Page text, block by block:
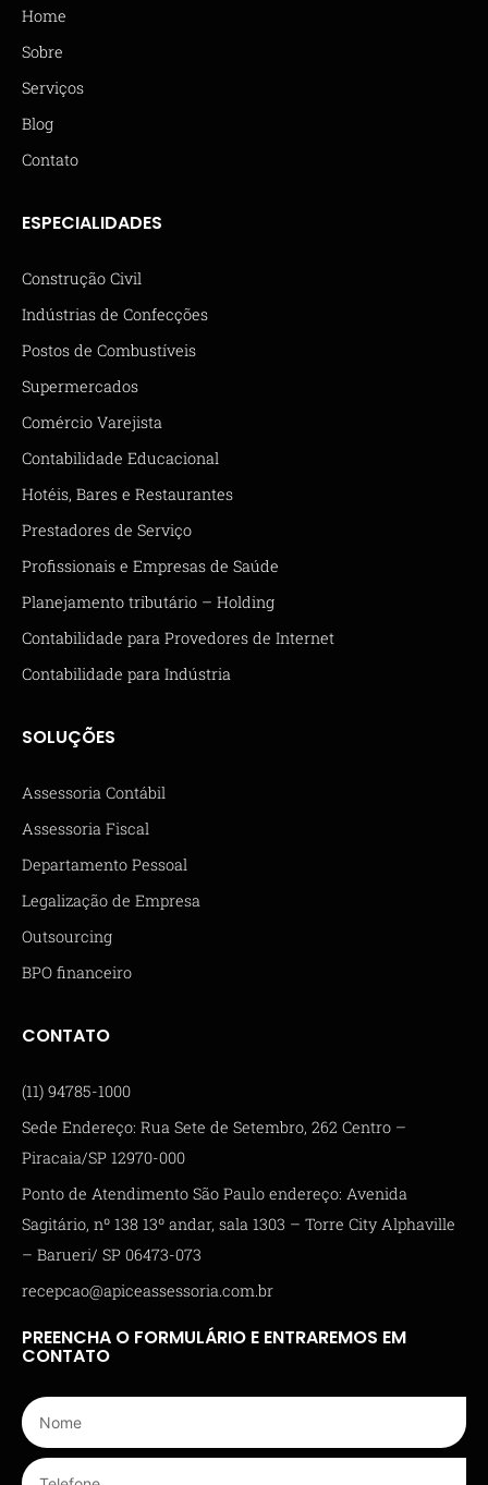
Home
Sobre
Serviços
Blog
Contato
ESPECIALIDADES
Construção Civil
Indústrias de Confecções
Postos de Combustíveis
Supermercados
Comércio Varejista
Contabilidade Educacional
Hotéis, Bares e Restaurantes
Prestadores de Serviço
Profissionais e Empresas de Saúde
Planejamento tributário – Holding
Contabilidade para Provedores de Internet
Contabilidade para Indústria
SOLUÇÕES
Assessoria Contábil
Assessoria Fiscal
Departamento Pessoal
Legalização de Empresa
Outsourcing
BPO financeiro
CONTATO
(11) 94785-1000
Sede Endereço: Rua Sete de Setembro, 262 Centro –
Piracaia/SP 12970-000
Ponto de Atendimento São Paulo endereço: Avenida
Sagitário, nº 138 13º andar, sala 1303 – Torre City Alphaville
– Barueri/ SP 06473-073
recepcao@apiceassessoria.com.br
PREENCHA O FORMULÁRIO E ENTRAREMOS EM
CONTATO